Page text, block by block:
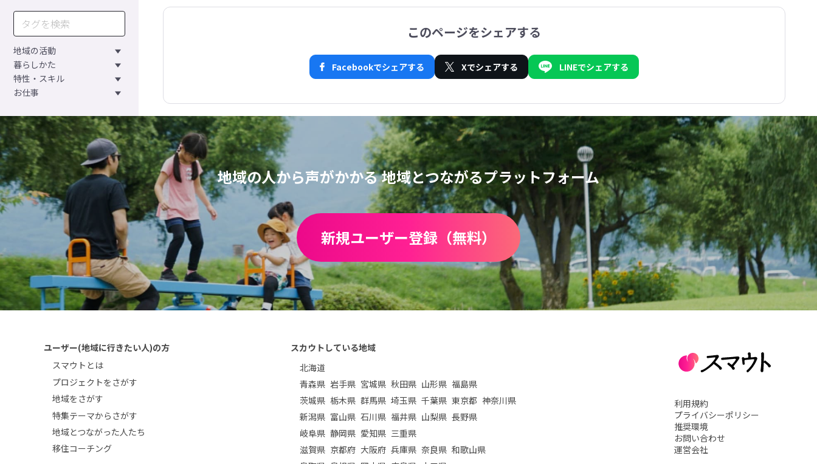
地域の活動
暮らしかた
特性・スキル
お仕事
このページをシェアする
Facebookでシェアする Xでシェアする LINEでシェアする
地域の人から声がかかる地域とつながるプラットフォーム
新規ユーザー登録（無料）
ユーザー(地域に行きたい人)の方
スマウトとは
プロジェクトをさがす
地域をさがす
特集テーマからさがす
地域とつながった人たち
移住コーチング
スカウトしている地域
北海道
青森県 岩手県 宮城県 秋田県 山形県 福島県
茨城県 栃木県 群馬県 埼玉県 千葉県 東京都 神奈川県
新潟県 富山県 石川県 福井県 山梨県 長野県
岐阜県 静岡県 愛知県 三重県
滋賀県 京都府 大阪府 兵庫県 奈良県 和歌山県
利用規約
プライバシーポリシー
推奨環境
お問い合わせ
運営会社